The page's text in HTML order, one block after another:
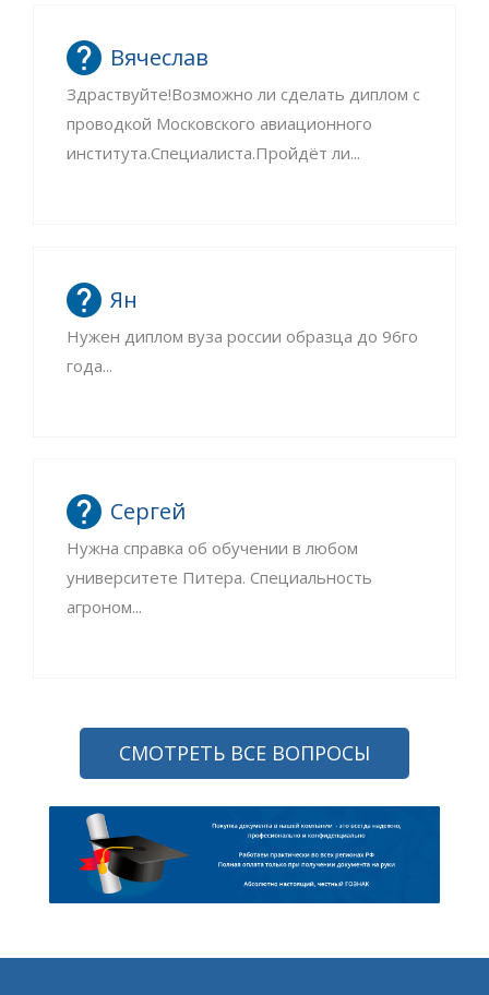
Вячеслав
Здраствуйте!Возможно ли сделать диплом с
проводкой Московского авиационного
института.Специалиста.Пройдёт ли...
Ян
Нужен диплом вуза россии образца до 96го
года...
Сергей
Нужна справка об обучении в любом
университете Питера. Специальность
агроном...
СМОТРЕТЬ ВСЕ ВОПРОСЫ